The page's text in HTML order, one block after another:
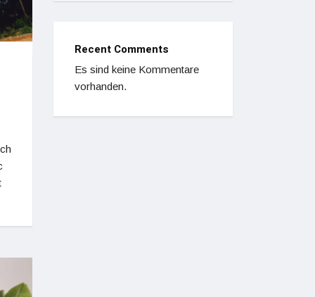
Recent Comments
Es sind keine Kommentare
vorhanden.